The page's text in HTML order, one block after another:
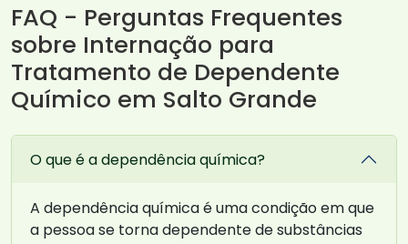
FAQ - Perguntas Frequentes
sobre Internação para
Tratamento de Dependente
Químico em Salto Grande
O que é a dependência química?
A dependência química é uma condição em que
a pessoa se torna dependente de substâncias